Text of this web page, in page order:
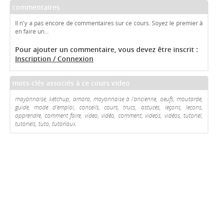
commentaires
Il n'y a pas encore de commentaires sur ce cours. Soyez le premier à
en faire un...
Pour ajouter un commentaire, vous devez être inscrit :
Inscription / Connexion
mots-clés associés à ce cours video
mayonnaise, ketchup, amora, mayonnaise à l'ancienne, oeufs, moutarde,
guide, mode d'emploi, conseils, cours, trucs, astuces, leçons, lecons,
apprendre, comment faire, video, vidéo, comment, videos, vidéos, tutoriel,
tutoriels, tuto, tutoriaux.